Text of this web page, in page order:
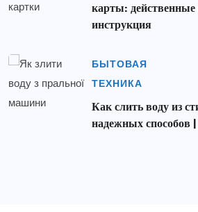
карты: действенные
инструкция
БЫТОВАЯ
ТЕХНИКА
Как слить воду из
надежных способов |